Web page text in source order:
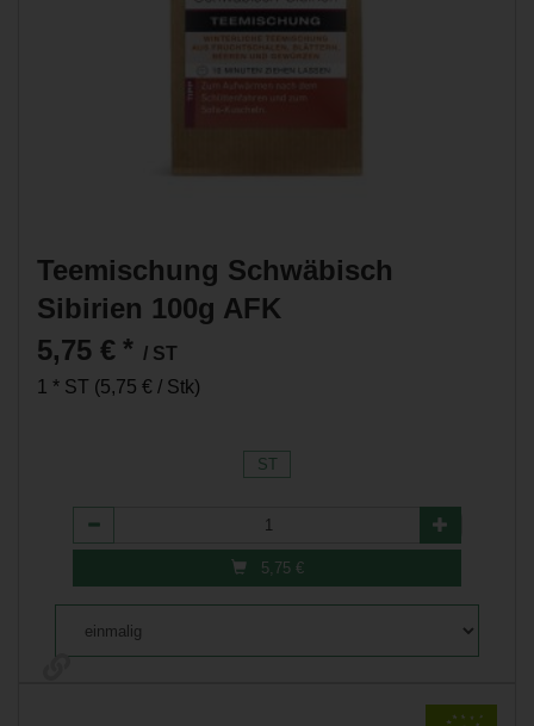
Teemischung Schwäbisch
Sibirien 100g AFK
5,75 € * / ST
1 * ST (5,75 € / Stk)
ST
Anzahl
5,75 €